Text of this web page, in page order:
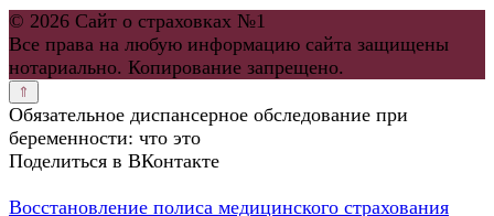
© 2026 Сайт о страховках №1
Все права на любую информацию сайта защищены
нотариально. Копирование запрещено.
Обязательное диспансерное обследование при
беременности: что это
Поделиться в ВКонтакте
Восстановление полиса медицинского страхования